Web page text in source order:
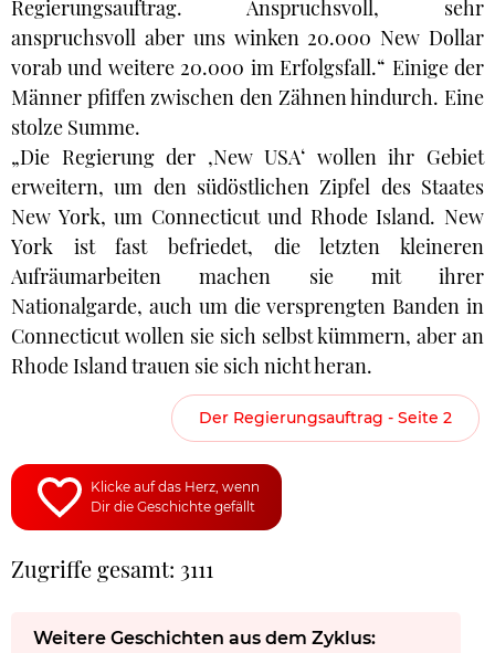
Regierungsauftrag. Anspruchsvoll, sehr
anspruchsvoll aber uns winken 20.000 New Dollar
vorab und weitere 20.000 im Erfolgsfall.“ Einige der
Männer pfiffen zwischen den Zähnen hindurch. Eine
stolze Summe.
„Die Regierung der ‚New USA‘ wollen ihr Gebiet
erweitern, um den südöstlichen Zipfel des Staates
New York, um Connecticut und Rhode Island. New
York ist fast befriedet, die letzten kleineren
Aufräumarbeiten machen sie mit ihrer
Nationalgarde, auch um die versprengten Banden in
Connecticut wollen sie sich selbst kümmern, aber an
Rhode Island trauen sie sich nicht heran.
Der Regierungsauftrag - Seite 2
Klicke auf das Herz, wenn
Dir die Geschichte gefällt
Zugriffe gesamt: 3111
Weitere Geschichten aus dem Zyklus: